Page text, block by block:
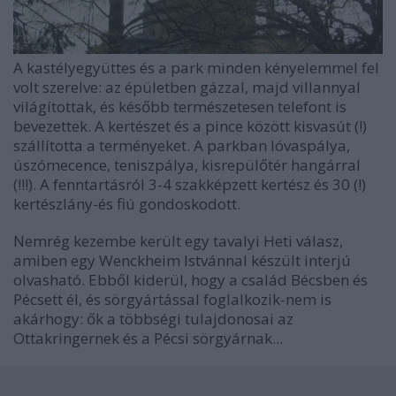
A kastélyegyüttes és a park minden kényelemmel fel
volt szerelve: az épületben gázzal, majd villannyal
világítottak, és később természetesen telefont is
bevezettek. A kertészet és a pince között kisvasút (!)
szállította a terményeket. A parkban lóvaspálya,
úszómecence, teniszpálya, kisrepülőtér hangárral
(!!!). A fenntartásról 3-4 szakképzett kertész és 30 (!)
kertészlány-és fiú gondoskodott.
Nemrég kezembe került egy tavalyi Heti válasz,
amiben egy Wenckheim Istvánnal készült interjú
olvasható. Ebből kiderül, hogy a család Bécsben és
Pécsett él, és sörgyártással foglalkozik-nem is
akárhogy: ők a többségi tulajdonosai az
Ottakringernek és a Pécsi sörgyárnak...